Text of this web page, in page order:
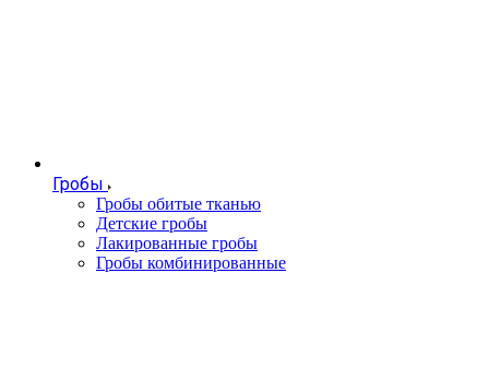
Гробы
Гробы обитые тканью
Детские гробы
Лакированные гробы
Гробы комбинированные